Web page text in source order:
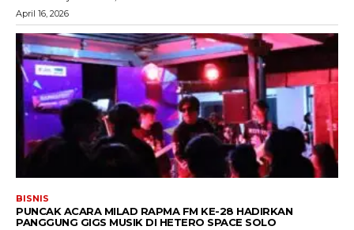
April 16, 2026
BISNIS
PUNCAK ACARA MILAD RAPMA FM KE-28 HADIRKAN
PANGGUNG GIGS MUSIK DI HETERO SPACE SOLO